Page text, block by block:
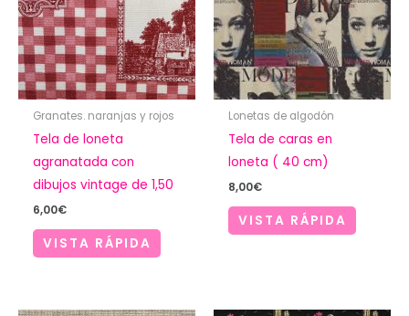
Granates. naranjas y rojos
Tela de loneta
agranatada con
dibujos vintage de 1,50
6,00€
VISTA RÁPIDA
Lonetas de algodón
Tela de caras en
loneta ( 40 cm)
8,00€
VISTA RÁPIDA